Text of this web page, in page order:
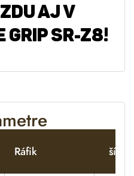
AJ V
GRIP SR-Z8!
Ráfik šírka